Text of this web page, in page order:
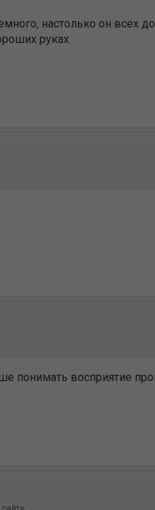
настолько он всех
руках.
понимать восприятие